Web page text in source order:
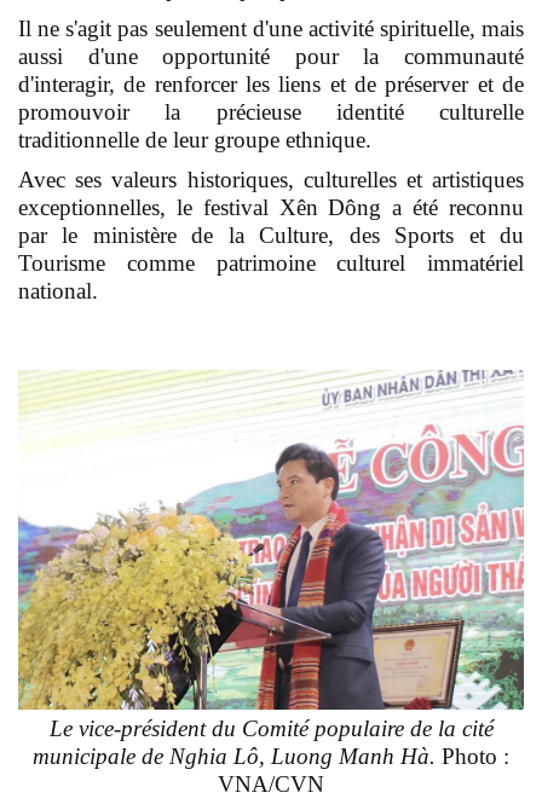
Il ne s'agit pas seulement d'une activité spirituelle, mais
aussi d'une opportunité pour la communauté
d'interagir, de renforcer les liens et de préserver et de
promouvoir la précieuse identité culturelle
traditionnelle de leur groupe ethnique.
Avec ses valeurs historiques, culturelles et artistiques
exceptionnelles, le festival Xên Dông a été reconnu
par le ministère de la Culture, des Sports et du
Tourisme comme patrimoine culturel immatériel
national.
Le vice-président du Comité populaire de la cité
municipale de Nghia Lô, Luong Manh Hà. Photo :
VNA/CVN